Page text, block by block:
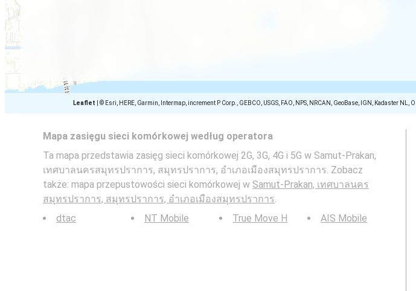
Leaflet © Esri, HERE, Garmin, Intermap, increment P Corp., GEBCO, USGS, FAO, NPS, NRCAN, GeoBase, IGN, Kadaster
Mapa zasięgu sieci komórkowej według operatora
Ta mapa przedstawia zasięg sieci komórkowej 2G, 3G, 4G i 5G w Samut-Prakan,
เทศบาลนครสมุทรปราการ, สมุทรปราการ, อำเภอเมืองสมุทรปราการ. Zobacz
także: mapa przepustowości sieci komórkowej w Samut-Prakan, เทศบาลนคร
สมุทรปราการ, สมุทรปราการ, อำเภอเมืองสมุทรปราการ.
dtac
NT Mobile True Move H AIS Mobile